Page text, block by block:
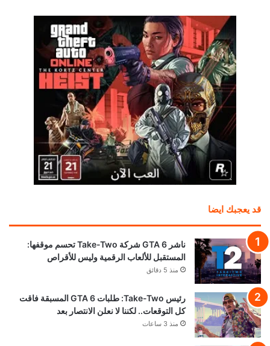
قد يعجبك ايضا
ناشر GTA 6 شركة Take-Two تحسم موقفها:
المستقبل للألعاب الرقمية وليس للأقراص
منذ 5 دقائق
رئيس Take-Two: طلبات GTA 6 المسبقة فاقت
كل التوقعات.. لكننا لا نعلن الانتصار بعد
منذ 3 ساعات